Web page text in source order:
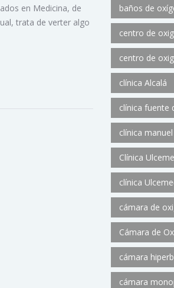
en Medicina, de
trata de verter algo
baños de
centro de
centro de
clínica Alcalá
clínica fuente
clínica
Clínica
clínica
cámara de
Cámara de
cámara
cámara